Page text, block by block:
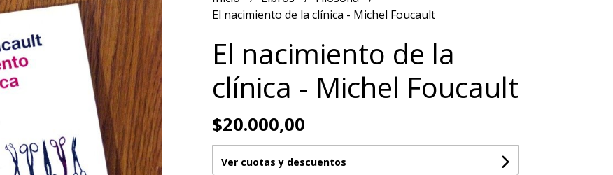
El nacimiento de la clínica - Michel Foucault
El nacimiento de la
clínica - Michel Foucault
$20.000,00
Ver cuotas y descuentos